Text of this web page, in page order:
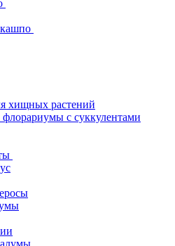
хищных растений
флорариумы с суккулентами